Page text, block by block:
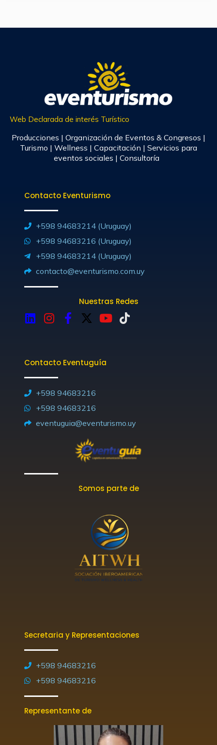
Web Declarada de interés Turístico
Producciones | Organización de Eventos & Congresos |
Turismo | Wellness | Capacitación | Servicios para
eventos sociales | Consultoría
Contacto Eventurismo
+598 94683214 (Uruguay)
+598 94683216 (Uruguay)
+598 94683214 (Uruguay)
contacto@eventurismo.com.uy
Nuestras Redes
L
e
d
i
n
I
a
g
r
a
m
F
b
o
k
-
f
X
i
t
e
r
Y
u
T
Contacto Eventuguía
+598 94683216
+598 94683216
eventuguia@eventurismo.uy
Somos parte de
Secretaria y Representaciones
+598 94683216
+598 94683216
Representante de